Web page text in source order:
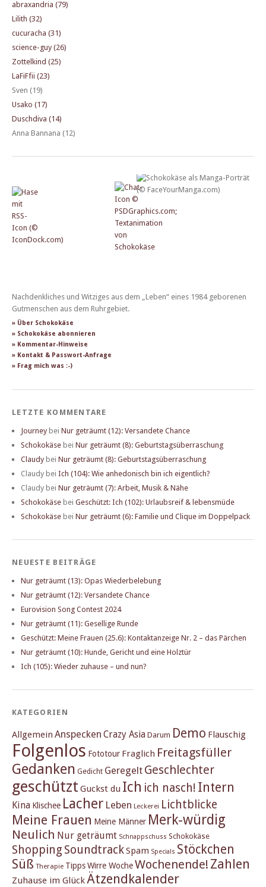
abraxandria (79)
Lilith (32)
cucuracha (31)
science-guy (26)
Zottelkind (25)
LaFiFfii (23)
Sven (19)
Usako (17)
Duschdiva (14)
Anna Bannana (12)
Nachdenkliches und Witziges aus dem „Leben“ eines 1984 geborenen
Gutmenschen aus dem Ruhrgebiet.
» Über Schokokäse
» Schokokäse abonnieren
» Kommentar-Hinweise
» Kontakt & Passwort-Anfrage
» Frag mich was :-)
LETZTE KOMMENTARE
Journey bei Nur geträumt (12): Versandete Chance
Schokokäse bei Nur geträumt (8): Geburtstagsüberraschung
Claudy bei Nur geträumt (8): Geburtstagsüberraschung
Claudy bei Ich (104): Wie anhedonisch bin ich eigentlich?
Claudy bei Nur geträumt (7): Arbeit, Musik & Nähe
Schokokäse bei Geschützt: Ich (102): Urlaubsreif & lebensmüde
Schokokäse bei Nur geträumt (6): Familie und Clique im Doppelpack
NEUESTE BEITRÄGE
Nur geträumt (13): Opas Wiederbelebung
Nur geträumt (12): Versandete Chance
Eurovision Song Contest 2024
Nur geträumt (11): Gesellige Runde
Geschützt: Meine Frauen (25.6): Kontaktanzeige Nr. 2 – das Pärchen
Nur geträumt (10): Hunde, Gericht und eine Holztür
Ich (105): Wieder zuhause – und nun?
KATEGORIEN
Allgemein Anspecken Crazy Asia Darum Demo Flauschig
Folgenlos Fototour Fraglich Freitagsfüller
Gedanken Gedicht Geregelt Geschlechter
geschützt Guckst du Ich ich nasch! Intern
Kina Klischee Lacher Leben Leckerei Lichtblicke
Meine Frauen Meine Männer Merk-würdig
Neulich Nur geträumt Schnappschuss Schokokäse
Shopping SoundtrackSpam Specials Stöckchen
Süß Therapie TippsWirre WocheWochenende! Zahlen
Zuhause im Glück Ätzendkalender